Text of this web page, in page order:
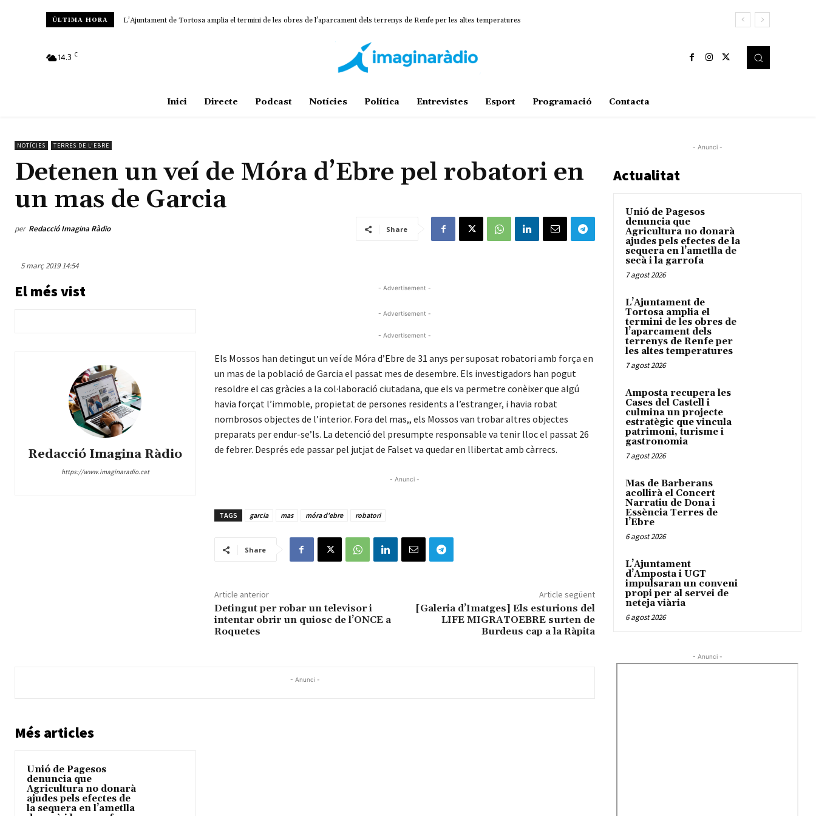
ÚLTIMA HORA L’Ajuntament de Tortosa amplia el termini de les obres de l’aparcament dels terrenys de Renfe per les altes temperatures
14.3 C
Inici Directe Podcast Notícies Política Entrevistes Esport Programació Contacta
NOTÍCIES TERRES DE L'EBRE
Detenen un veí de Móra d’Ebre pel robatori en
un mas de Garcia
per Redacció Imagina Ràdio Share
5 març 2019 14:54
El més vist
Redacció Imagina Ràdio
https://www.imaginaradio.cat
- Advertisement -
- Advertisement -
- Advertisement -
Els Mossos han detingut un veí de Móra d’Ebre de 31 anys per suposat robatori amb força en
un mas de la població de Garcia el passat mes de desembre. Els investigadors han pogut
resoldre el cas gràcies a la col·laboració ciutadana, que els va permetre conèixer que algú
havia forçat l’immoble, propietat de persones residents a l’estranger, i havia robat
nombrosos objectes de l’interior. Fora del mas,, els Mossos van trobar altres objectes
preparats per endur-se’ls. La detenció del presumpte responsable va tenir lloc el passat 26
de febrer. Després ede passar pel jutjat de Falset va quedar en llibertat amb càrrecs.
- Anunci -
TAGS garcia mas móra d'ebre robatori
Share
Article anterior
Detingut per robar un televisor i
intentar obrir un quiosc de l’ONCE a
Roquetes
Article següent
[Galeria d’Imatges] Els esturions del
LIFE MIGRATOEBRE surten de
Burdeus cap a la Ràpita
- Anunci -
Més articles
Unió de Pagesos
denuncia que
Agricultura no donarà
ajudes pels efectes de
la sequera en l’ametlla
- Anunci -
Actualitat
Unió de Pagesos
denuncia que
Agricultura no donarà
ajudes pels efectes de la
sequera en l’ametlla de
secà i la garrofa
7 agost 2026
L’Ajuntament de
Tortosa amplia el
termini de les obres de
l’aparcament dels
terrenys de Renfe per
les altes temperatures
7 agost 2026
Amposta recupera les
Cases del Castell i
culmina un projecte
estratègic que vincula
patrimoni, turisme i
gastronomia
7 agost 2026
Mas de Barberans
acollirà el Concert
Narratiu de Dona i
Essència Terres de
l’Ebre
6 agost 2026
L’Ajuntament
d’Amposta i UGT
impulsaran un conveni
propi per al servei de
neteja viària
6 agost 2026
- Anunci -